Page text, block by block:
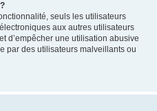
seuls les utilisateurs
aux autres utilisateurs
d’empêcher une utilisation abusive
par des utilisateurs malveillants ou